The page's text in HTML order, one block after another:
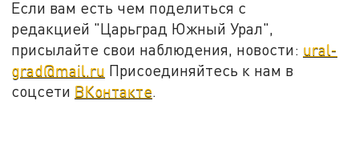
Если вам есть чем поделиться с
редакцией "Царьград Южный Урал",
присылайте свои наблюдения, новости: ural-
grad@mail.ru Присоединяйтесь к нам в
соцсети ВКонтакте.